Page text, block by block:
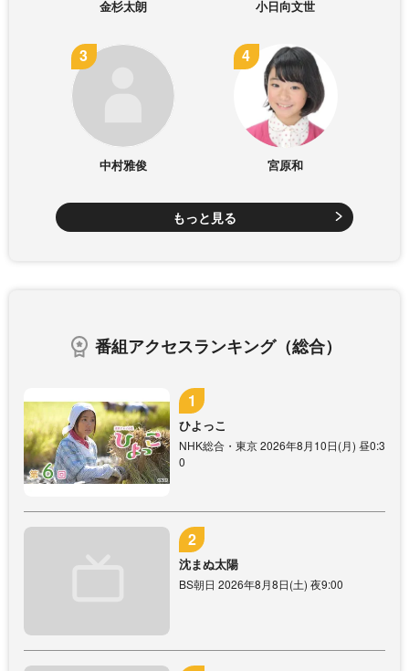
金杉太朗 小日向文世
中村雅俊 宮原和
もっと見る
番組アクセスランキング（総合）
ひよっこ
NHK総合・東京 2026年8月10日(月) 昼0:3
0
沈まぬ太陽
BS朝日 2026年8月8日(土) 夜9:00